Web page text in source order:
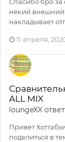
некий
накладывает
11 апреля,
ALL MIX
loungeXX
Привет
поделиться в